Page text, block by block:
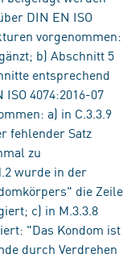
DIN EN ISO
vorgenommen:
b) Abschnitt 5
entsprechend
4074:2016-07
a) in C.3.3.9
fehlender Satz
zu
wurde in der
die Zeile
c) in M.3.3.8
"Das Kondom ist
durch Verdrehen